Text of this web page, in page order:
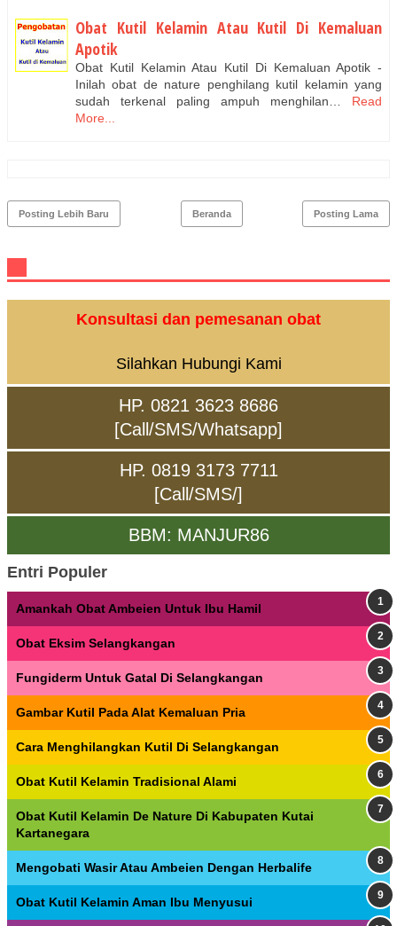
Obat Kutil Kelamin Atau Kutil Di Kemaluan
Apotik
Obat Kutil Kelamin Atau Kutil Di Kemaluan Apotik -
Inilah obat de nature penghilang kutil kelamin yang
sudah terkenal paling ampuh menghilan…
Read
More...
Posting Lebih Baru Posting Lama
Beranda
Konsultasi dan pemesanan obat
Silahkan Hubungi Kami
HP. 0821 3623 8686
[Call/SMS/Whatsapp]
HP. 0819 3173 7711
[Call/SMS/]
BBM: MANJUR86
Entri Populer
Amankah Obat Ambeien Untuk Ibu Hamil
Obat Eksim Selangkangan
Fungiderm Untuk Gatal Di Selangkangan
Gambar Kutil Pada Alat Kemaluan Pria
Cara Menghilangkan Kutil Di Selangkangan
Obat Kutil Kelamin Tradisional Alami
Obat Kutil Kelamin De Nature Di Kabupaten Kutai
Kartanegara
Mengobati Wasir Atau Ambeien Dengan Herbalife
Obat Kutil Kelamin Aman Ibu Menyusui